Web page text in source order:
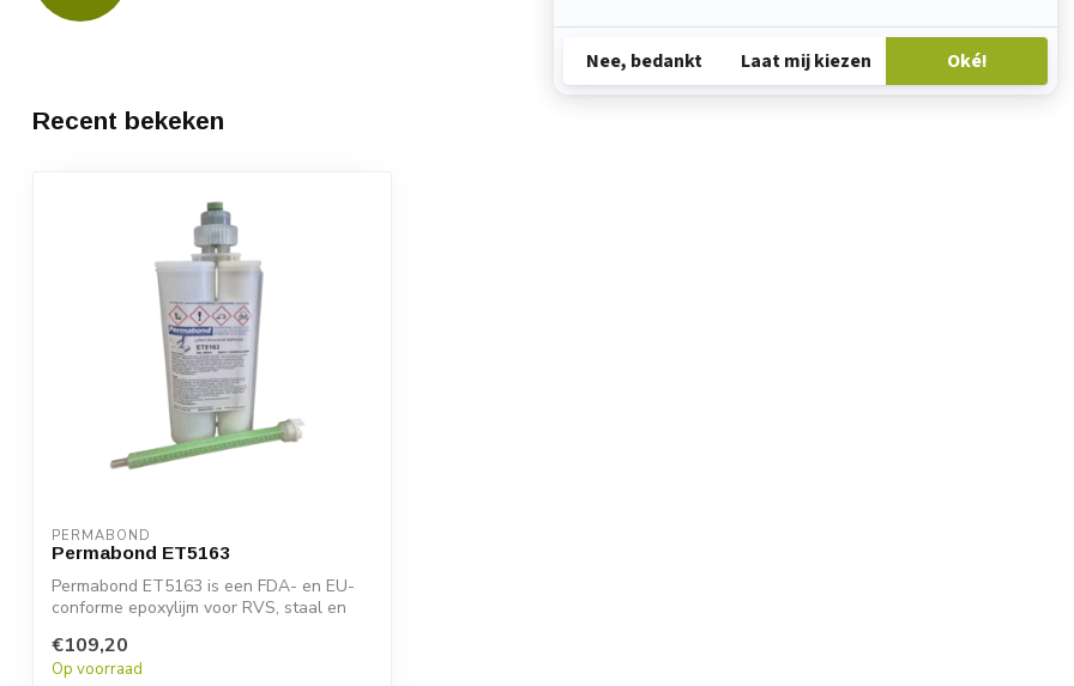
Recent bekeken
PERMABOND
Permabond ET5163
Permabond ET5163 is een FDA- en EU-
conforme epoxylijm voor RVS, staal en
€109,20
Op voorraad